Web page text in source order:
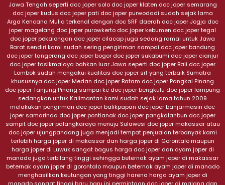
Jawa Tengah seperti doc joper solo doc joper klaten doc joper semarang
doc joper kudus doc joper pati doc joper purwodadi sudah sejak lama
Arga Kencana Mulia terkenal dengan doc SRF daerah doc joper Jogja doc
joper magelang doc joper purowkerto doc joper kebumen doc joper tegal
doc joper pekalongan doc joper cilacap juga sedang ramai untuk Jawa
Barat sendiri kami sudah sering pengiriman sampai doc joper bandung
doc joper tangerang doc joper bogor doc joper sukabumi doc joper cianjur
doc joper tasikmalaya bahkan luar Jawa seperti doc joper Bali doc joper
Lombok sudah mengakui kualitas doc joper srf yang terbaik Sumatra
khususnya doc joper Medan doc joper Batam doc joper Pangkal Pinang
doc joper Tanjung Pinang sampai ke doc joper bengkulu doc joper lampung
sedangkan untuk Kalimantan kami sudah sejak lama tahun 2009
melakukan pengirman doc joper balikpapan doc joper banjarmasin doc
joper samarinda doc joper pontianak doc joper pangkalanbun doc joper
sampit doc joper palangkaraya menuju Sulawesi doc joper makassar atau
doc joper ujungpandang juga menjadi tempat penjualan terbanyak kami
terlebih harga joper di makassar dan harga joper di Gorontalo maupun
harga joper di Luwuk sangat bagus harga doc joper dan ayam joper di
manado juga terbilang tinggi sehingga beternak ayam joper di makassar
beternak ayam joper di gorontalo maupun beternak ayam joper di manado
menghasilkan keutungan yang tinggi harena harga ayam joper di